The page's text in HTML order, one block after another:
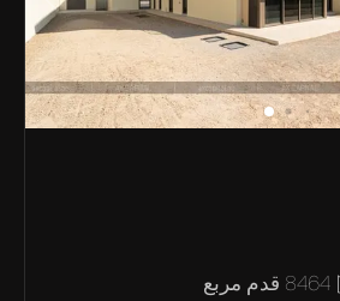
8464 قدم مربع